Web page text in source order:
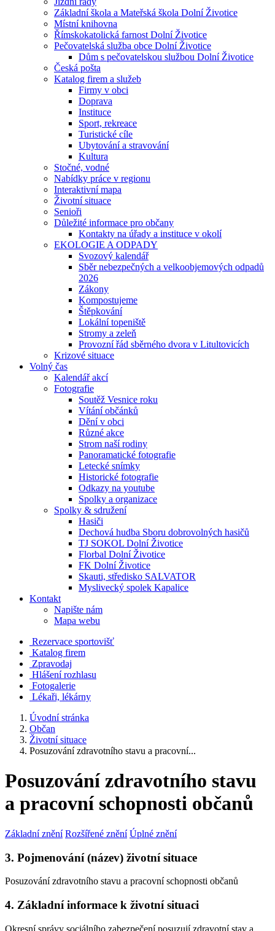
Základní škola a Mateřská škola Dolní Životice
Místní knihovna
Římskokatolická farnost Dolní Životice
Pečovatelská služba obce Dolní Životice
Dům s pečovatelskou službou Dolní Životice
Česká pošta
Katalog firem a služeb
Firmy v obci
Doprava
Instituce
Sport, rekreace
Turistické cíle
Ubytování a stravování
Kultura
Stočné, vodné
Nabídky práce v regionu
Interaktivní mapa
Životní situace
Senioři
Důležité informace pro občany
Kontakty na úřady a instituce v okolí
EKOLOGIE A ODPADY
Svozový kalendář
Sběr nebezpečných a velkoobjemových odpadů
2026
Zákony
Kompostujeme
Štěpkování
Lokální topeniště
Stromy a zeleň
Provozní řád sběrného dvora v Litultovicích
Krizové situace
Volný čas
Kalendář akcí
Fotografie
Soutěž Vesnice roku
Vítání občánků
Dění v obci
Různé akce
Strom naší rodiny
Panoramatické fotografie
Letecké snímky
Historické fotografie
Odkazy na youtube
Spolky a organizace
Spolky & sdružení
Hasiči
Dechová hudba Sboru dobrovolných hasičů
TJ SOKOL Dolní Životice
Florbal Dolní Životice
FK Dolní Životice
Skauti, středisko SALVATOR
Myslivecký spolek Kapalice
Kontakt
Napište nám
Mapa webu
Rezervace sportovišť
Katalog firem
Zpravodaj
Hlášení rozhlasu
Fotogalerie
Lékaři, lékárny
Úvodní stránka
Občan
Životní situace
Posuzování zdravotního stavu a pracovní...
Posuzování zdravotního stavu
a pracovní schopnosti občanů
Základní znění Rozšířené znění Úplné znění
3. Pojmenování (název) životní situace
Posuzování zdravotního stavu a pracovní schopnosti občanů
4. Základní informace k životní situaci
Okresní správy sociálního zabezpečení posuzují zdravotní stav a